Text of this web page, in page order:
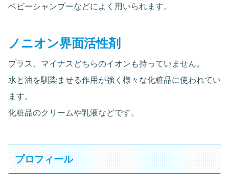
ベビーシャンプーなどによく用いられます。
ノニオン界面活性剤
プラス、マイナスどちらのイオンも持っていません。
水と油を馴染ませる作用が強く様々な化粧品に使われてい
ます。
化粧品のクリームや乳液などです。
プロフィール